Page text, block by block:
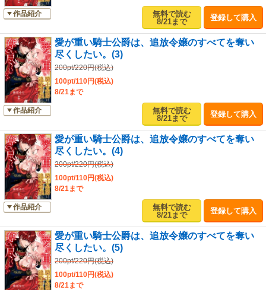
作品紹介
無料で読む
8/21まで
登録して購入
作品紹介
愛が重い騎士公爵は、追放令嬢のすべてを奪い
尽くしたい。(3)
200pt/220円(税込)
100pt/110円(税込)
8/21まで
無料で読む
8/21まで
登録して購入
作品紹介
愛が重い騎士公爵は、追放令嬢のすべてを奪い
尽くしたい。(4)
200pt/220円(税込)
100pt/110円(税込)
8/21まで
無料で読む
8/21まで
登録して購入
愛が重い騎士公爵は、追放令嬢のすべてを奪い
尽くしたい。(5)
200pt/220円(税込)
100pt/110円(税込)
8/21まで